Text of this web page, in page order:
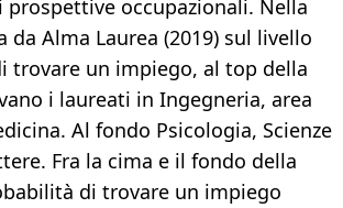
occupazionali. Nella
da Alma Laurea (2019) sul livello
trovare un impiego, al top della
i laureati in Ingegneria, area
Al fondo Psicologia, Scienze
Fra la cima e il fondo della
di trovare un impiego